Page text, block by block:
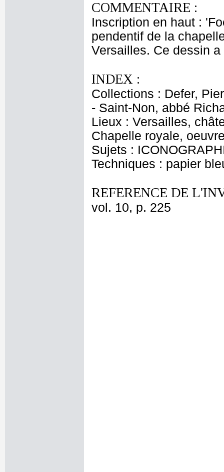
COMMENTAIRE :
Inscription en haut :
pendentif de la
Versailles. Ce dessin
INDEX :
Collections : Defer,
- Saint-Non, abbé
Lieux : Versailles,
Chapelle royale,
Sujets :
Techniques : papier
REFERENCE DE
vol. 10, p. 225